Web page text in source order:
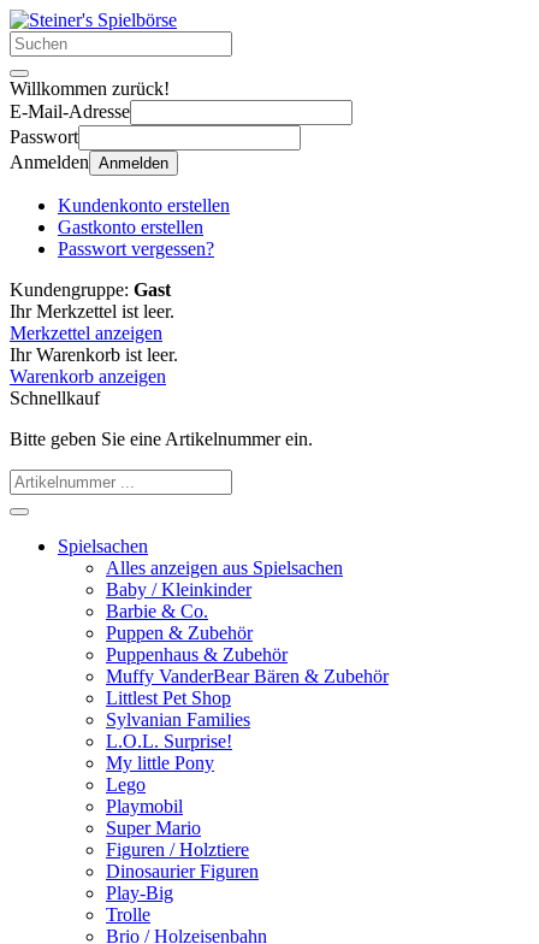
Willkommen zurück!
E-Mail-Adresse
Passwort
Anmelden Anmelden
Kundenkonto erstellen
Gastkonto erstellen
Passwort vergessen?
Kundengruppe: Gast
Ihr Merkzettel ist leer.
Merkzettel anzeigen
Ihr Warenkorb ist leer.
Warenkorb anzeigen
Schnellkauf
Bitte geben Sie eine Artikelnummer ein.
Spielsachen
Alles anzeigen aus Spielsachen
Baby / Kleinkinder
Barbie & Co.
Puppen & Zubehör
Puppenhaus & Zubehör
Muffy VanderBear Bären & Zubehör
Littlest Pet Shop
Sylvanian Families
L.O.L. Surprise!
My little Pony
Lego
Playmobil
Super Mario
Figuren / Holztiere
Dinosaurier Figuren
Play-Big
Trolle
Brio / Holzeisenbahn